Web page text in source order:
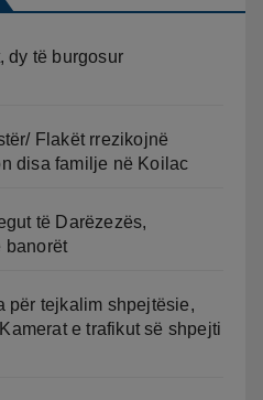
dy të burgosur
Flakët rrezikojnë
disa familje në Koilac
të Darëzezës,
banorët
për tejkalim shpejtësie,
e trafikut së shpejti